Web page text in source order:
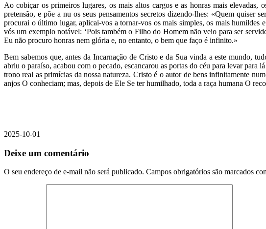
Ao cobiçar os primeiros lugares, os mais altos cargos e as honras mais
pretensão, e põe a nu os seus pensamentos secretos dizendo-lhes: «Quem
procurai o último lugar, aplicai-vos a tornar-vos os mais simples, os mais humildes
vós um exemplo notável: ‘Pois também o Filho do Homem não veio para ser
Eu não procuro honras nem glória e, no entanto, o bem que faço é infinito.»
Bem sabemos que, antes da Incarnação de Cristo e da Sua vinda a este mundo,
abriu o paraíso, acabou com o pecado, escancarou as portas do céu para levar
trono real as primícias da nossa natureza. Cristo é o autor de bens infinitamente
anjos O conheciam; mas, depois de Ele Se ter humilhado, toda a raça humana O
2025-10-01
Deixe um comentário
O seu endereço de e-mail não será publicado. Campos obrigatórios são marcados